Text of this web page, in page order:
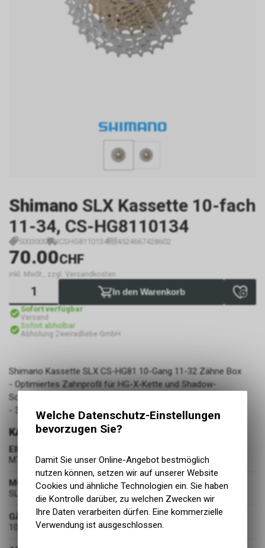
Shimano SLX Kassette 10-fach
11-34, CS-HG8110134
5003000 ICSHG8110134 4524667428602
70.00CHF
inkl. MwSt., zzgl. Versandkosten
In den Warenkorb
Sofort verfügbar
Versand
Sofort abholbar
Abholung Zweiradliebe GmbH
Shimano Kassette SLX CS-HG81 10-Gang 11-32 Zähne Box
- Optimiertes Zahnprofil für HG-X-Kette und Shadow-
Schaltwerk
- 3 Ritzel auf Spider
KASSETTE
EINSATZBEREICH
MTB
MODELLGRUPPE
SLX
GÄNGE
10 Gang
Welche Datenschutz-Einstellungen
bevorzugen Sie?
Damit Sie unser Online-Angebot bestmöglich
nutzen können, setzen wir auf unserer Website
Cookies und ähnliche Technologien ein. Sie haben
die Kontrolle darüber, zu welchen Zwecken wir
Ihre Daten verarbeiten dürfen. Eine kommerzielle
Verwendung ist ausgeschlossen.